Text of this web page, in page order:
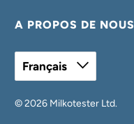
A PROPOS DE NOUS
Français
© 2026 Milkotester Ltd.